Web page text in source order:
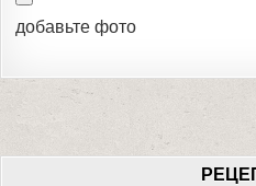
добавьте фото